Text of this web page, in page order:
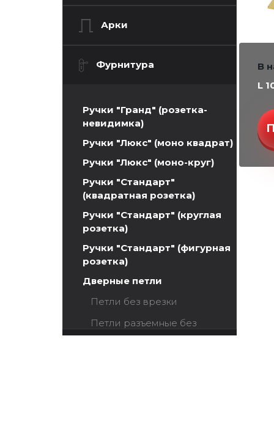
Арки
Фурнитура
Ручки "Гранд" (розетка-
невидимка)
Ручки "Люкс" (моно квадрат)
Ручки "Люкс" (моно-круг)
Ручки "Стандарт"
(квадратная розетка)
Ручки "Стандарт" (круглая
розетка)
Ручки "Стандарт" (фигурная
розетка)
Дверные петли
Петли без врезки
Петли разъемные без
врезки
В
L